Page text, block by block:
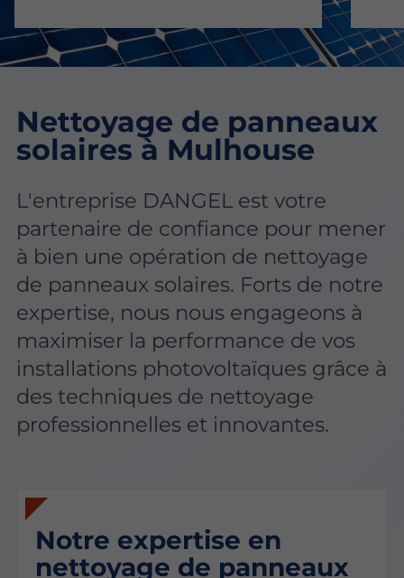
Nettoyage de panneaux
solaires à Mulhouse
L'entreprise DANGEL est votre
partenaire de confiance pour mener
à bien une opération de nettoyage
de panneaux solaires. Forts de notre
expertise, nous nous engageons à
maximiser la performance de vos
installations photovoltaïques grâce à
des techniques de nettoyage
professionnelles et innovantes.
Notre expertise en
nettoyage de panneaux